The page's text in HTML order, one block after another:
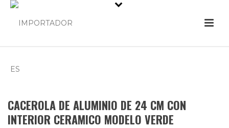
CACEROLA DE ALUMINIO DE 24 CM CON
INTERIOR CERAMICO MODELO VERDE